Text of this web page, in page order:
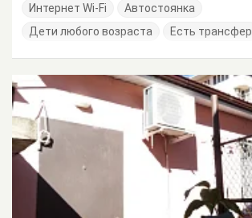
Интернет Wi-Fi
Автостоянка
Дети любого возраста
Есть трансфер